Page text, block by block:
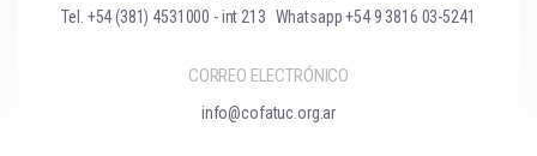
Tel. +54 (381) 4531000 - int 213 Whatsapp +54 9 3816 03-5241
CORREO ELECTRÓNICO
info@cofatuc.org.ar